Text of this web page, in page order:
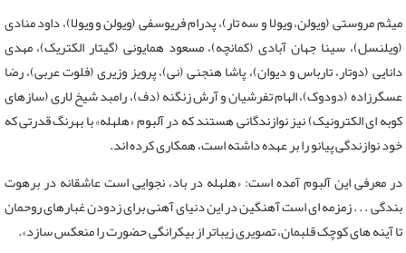
میثم مروستی (ویولن، ویولا و سه تار)، پدرام فریوسفی (ویولن و ویولا)، داود منادی
(ویلنسل)، سینا جهان آبادی (کمانچه)، مسعود همایونی (گیتار الکتریک)، مهدی
دانایی (دوتار، تارباس و دیوان)، پاشا هنجنی (نی)، پرویز وزیری (فلوت عربی)، رضا
عسگرزاده (دودوک)، الهام تفرشیان و آرش زنگنه (دف)، رامبد شیخ لاری (سازهای
کوبه ای الکترونیک) نیز نوازندگانی هستند که در آلبوم «هلهله» با بهرنگ قدرتی که
خود نوازندگی پیانو را بر عهده داشته است، همکاری کرده اند.
در معرفی این آلبوم آمده است: «هلهله در باد، نجوایی است عاشقانه در برهوت
بندگی . . . زمزمه ای است آهنگین در این دنیای آهنی برای زدودن غبارهای روحمان
تا آینه های کوچک قلبمان، تصویری زیباتر از بیکرانگی حضورت را منعکس سازد».